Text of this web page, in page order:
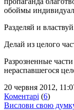
обоймы
Разделяй и
Делай из целого
Разрозненные
нераспавшегося
20 червня 2012,
Коментарі (6)
Вислови свою